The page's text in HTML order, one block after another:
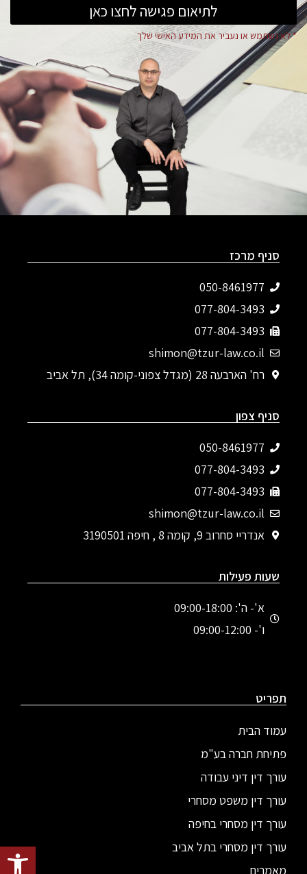
פתח
לתיאום פגישה לחצו כאן
* לא נשתמש או נעביר את המידע האישי שלך
סניף מרכז
050-8461977
077-804-3493‬
077-804-3493
shimon@tzur-law.co.il
רח' הארבעה 28 (מגדל צפוני-קומה 34), תל אביב
סניף צפון
050-8461977
077-804-3493‬
077-804-3493
shimon@tzur-law.co.il
אנדריי סחרוב 9, קומה 8 , חיפה 3190501
שעות פעילות
א'- ה': 09:00-18:00
ו'- 09:00-12:00
תפריט
עמוד הבית
פתיחת חברה בע"מ
עורך דין דיני עבודה
עורך דין משפט מסחרי
עורך דין מסחרי בחיפה
עורך דין מסחרי בתל אביב
מאמרים